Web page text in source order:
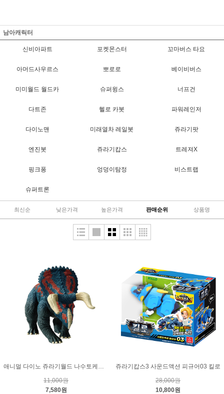
남아캐릭터
신비아파트 포켓몬스터 꼬마버스 타요
아머드사우르스 뽀로로 베이비버스
미미월드 월드카 슈퍼윙스 너프건
다트존 헬로 카봇 파워레인저
다이노맨 미래열차 레일봇 쥬라기팟
엔진봇 쥬라기캅스 트레져X
핑크퐁 엉덩이탐정 비스트랩
슈퍼트론
최신순 낮은가격 높은가격 판매순위 상품명
애니멀 다이노 쥬라기월드 나수토케라톱스
11,000원
7,580원
쥬라기캅스3 사운드액션 피규어03 킬로
28,000원
10,800원